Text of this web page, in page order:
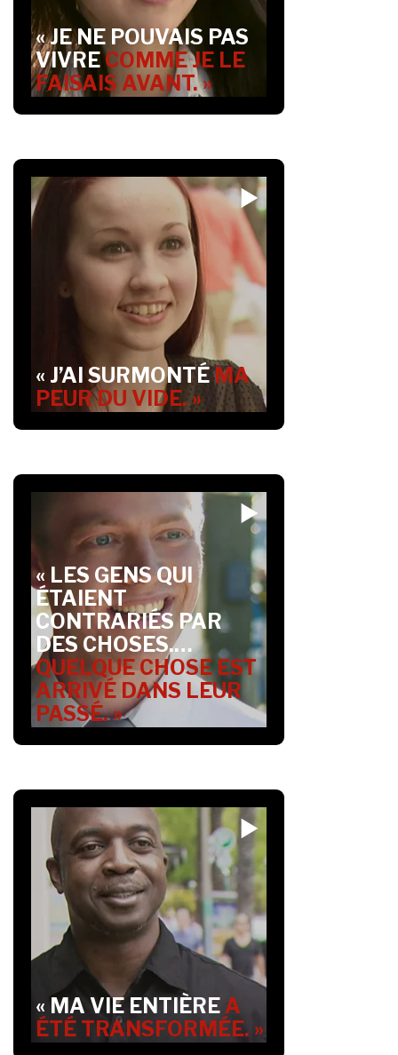
« JE NE POUVAIS PAS
VIVRECOMME JE LE
FAISAIS AVANT. »
« J’AI SURMONTÉMA
PEUR DU VIDE. »
« LES GENS QUI
ÉTAIENT
CONTRARIÉS PAR
DES CHOSES.…
QUELQUE CHOSE EST
ARRIVÉ DANS LEUR
PASSÉ. »
« MA VIE ENTIÈRE A
ÉTÉ TRANSFORMÉE. »